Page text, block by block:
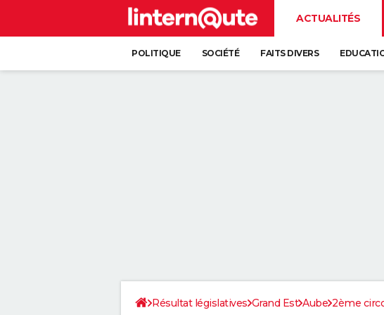
ACTUALITÉS
POLITIQUE SOCIÉTÉ FAITS DIVERS
Résultat législatives Grand Est Aube 2ème